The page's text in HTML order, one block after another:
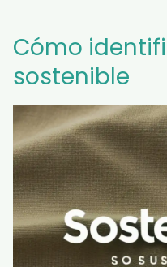
Cómo
sostenible